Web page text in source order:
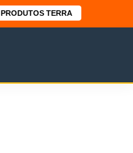
PRODUTOS TERRA